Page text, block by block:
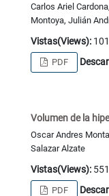
Carlos Ariel
Montoya, Julián
Vistas(Views):
PDF
Volumen de la
Oscar Andres
Salazar Alzate
Vistas(Views):551
PDF